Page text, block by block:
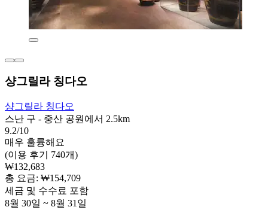
샹그릴라 칭다오
샹그릴라 칭다오
스난 구 - 중산 공원에서 2.5km
9.2/10
매우 훌륭해요
(이용 후기 740개)
₩132,683
총 요금: ₩154,709
세금 및 수수료 포함
8월 30일 ~ 8월 31일